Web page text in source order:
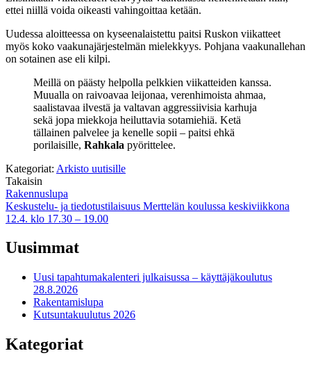
ettei niillä voida oikeasti vahingoittaa ketään.
Uudessa aloitteessa on kyseenalaistettu paitsi Ruskon viikatteet
myös koko vaakunajärjestelmän mielekkyys. Pohjana vaakunallehan
on sotainen ase eli kilpi.
Meillä on päästy helpolla pelkkien viikatteiden kanssa.
Muualla on raivoavaa leijonaa, verenhimoista ahmaa,
saalistavaa ilvestä ja valtavan aggressiivisia karhuja
sekä jopa miekkoja heiluttavia sotamiehiä. Ketä
tällainen palvelee ja kenelle sopii – paitsi ehkä
porilaisille, Rahkala pyörittelee.
Kategoriat: Arkisto uutisille
Takaisin
Artikkelien
selaus
Rakennuslupa
Keskustelu- ja tiedotustilaisuus Merttelän koulussa keskiviikkona
12.4. klo 17.30 – 19.00
Uusimmat
Uusi tapahtumakalenteri julkaisussa – käyttäjäkoulutus
28.8.2026
Rakentamislupa
Kutsuntakuulutus 2026
Kategoriat